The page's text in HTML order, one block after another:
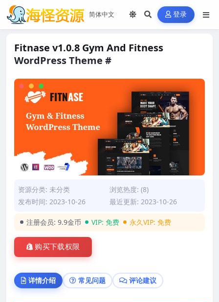
登录
Fitnase v1.0.8 Gym And Fitness
WordPress Theme #
资源分类: 未分类
浏览热度: (8)
发布时间: 2023-10-26
最近更新: 2023-10-26
注册会员: 9.9金币 VIP: 免费 永久VIP: 免费
购买下载权限
详情介绍 常见问题 评论建议